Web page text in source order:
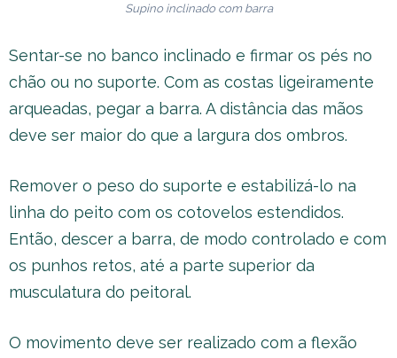
Supino inclinado com barra
Sentar-se no banco inclinado e firmar os pés no
chão ou no suporte. Com as costas ligeiramente
arqueadas, pegar a barra. A distância das mãos
deve ser maior do que a largura dos ombros.
Remover o peso do suporte e estabilizá-lo na
linha do peito com os cotovelos estendidos.
Então, descer a barra, de modo controlado e com
os punhos retos, até a parte superior da
musculatura do peitoral.
O movimento deve ser realizado com a flexão